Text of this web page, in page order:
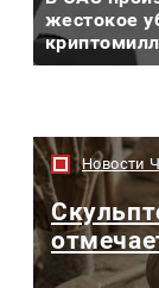
жестокое
Новости